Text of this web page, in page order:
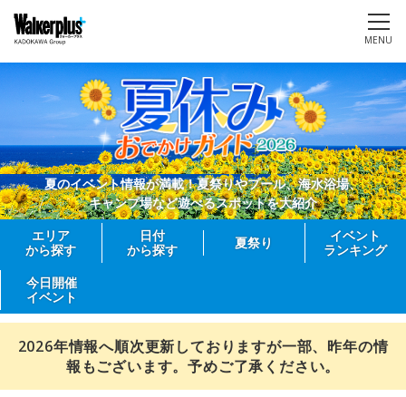
MENU
夏のイベント情報が満載！夏祭りやプール、海水浴場、
キャンプ場など遊べるスポットを大紹介
エリア
から探す
日付
から探す
夏祭り
イベント
ランキング
今日開催
イベント
2026年情報へ順次更新しておりますが一部、昨年の情
報もございます。予めご了承ください。